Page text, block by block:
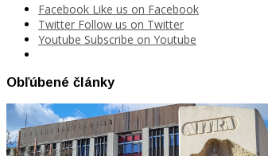
Facebook Like us on Facebook
Twitter Follow us on Twitter
Youtube Subscribe on Youtube
Obľúbené články